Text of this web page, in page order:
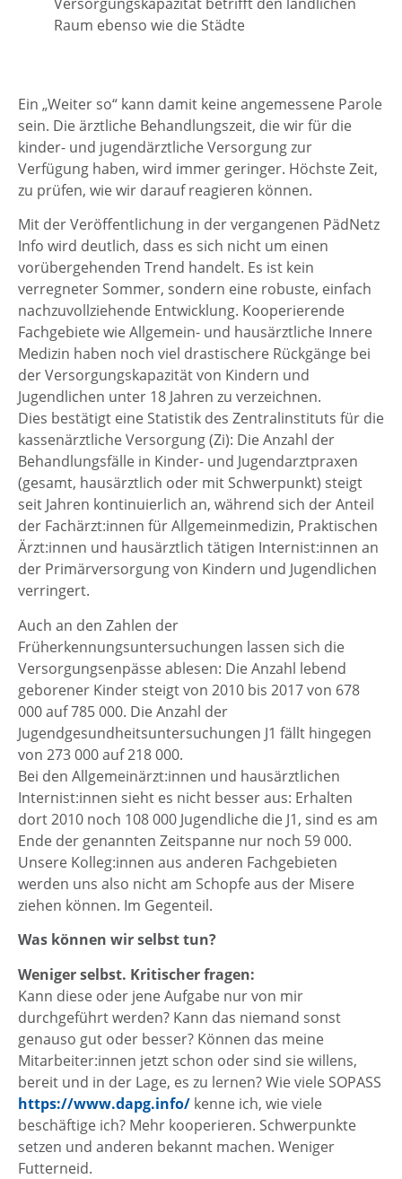
Raum ebenso wie die Städte
Ein „Weiter so“ kann damit keine angemessene Parole
sein. Die ärztliche Behandlungszeit, die wir für die
kinder- und jugendärztliche Versorgung zur
Verfügung haben, wird immer geringer. Höchste Zeit,
zu prüfen, wie wir darauf reagieren können.
Mit der Veröffentlichung in der vergangenen PädNetz
Info wird deutlich, dass es sich nicht um einen
vorübergehenden Trend handelt. Es ist kein
verregneter Sommer, sondern eine robuste, einfach
nachzuvollziehende Entwicklung. Kooperierende
Fachgebiete wie Allgemein- und hausärztliche Innere
Medizin haben noch viel drastischere Rückgänge bei
der Versorgungskapazität von Kindern und
Jugendlichen unter 18 Jahren zu verzeichnen.
Dies bestätigt eine Statistik des Zentralinstituts für die
kassenärztliche Versorgung (Zi): Die Anzahl der
Behandlungsfälle in Kinder- und Jugendarztpraxen
(gesamt, hausärztlich oder mit Schwerpunkt) steigt
seit Jahren kontinuierlich an, während sich der Anteil
der Fachärzt:innen für Allgemeinmedizin, Praktischen
Ärzt:innen und hausärztlich tätigen Internist:innen an
der Primärversorgung von Kindern und Jugendlichen
verringert.
Auch an den Zahlen der
Früherkennungsuntersuchungen lassen sich die
Versorgungsenpässe ablesen: Die Anzahl lebend
geborener Kinder steigt von 2010 bis 2017 von 678
000 auf 785 000. Die Anzahl der
Jugendgesundheitsuntersuchungen J1 fällt hingegen
von 273 000 auf 218 000.
Bei den Allgemeinärzt:innen und hausärztlichen
Internist:innen sieht es nicht besser aus: Erhalten
dort 2010 noch 108 000 Jugendliche die J1, sind es am
Ende der genannten Zeitspanne nur noch 59 000.
Unsere Kolleg:innen aus anderen Fachgebieten
werden uns also nicht am Schopfe aus der Misere
ziehen können. Im Gegenteil.
Was können wir selbst tun?
Weniger selbst. Kritischer fragen:
Kann diese oder jene Aufgabe nur von mir
durchgeführt werden? Kann das niemand sonst
genauso gut oder besser? Können das meine
Mitarbeiter:innen jetzt schon oder sind sie willens,
bereit und in der Lage, es zu lernen? Wie viele SOPASS
https://www.dapg.info/ kenne ich, wie viele
beschäftige ich? Mehr kooperieren. Schwerpunkte
setzen und anderen bekannt machen. Weniger
Futterneid.